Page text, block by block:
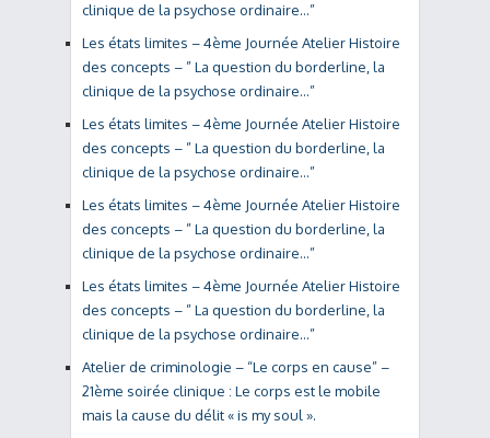
clinique de la psychose ordinaire…”
Les états limites – 4ème Journée Atelier Histoire
des concepts – ” La question du borderline, la
clinique de la psychose ordinaire…”
Les états limites – 4ème Journée Atelier Histoire
des concepts – ” La question du borderline, la
clinique de la psychose ordinaire…”
Les états limites – 4ème Journée Atelier Histoire
des concepts – ” La question du borderline, la
clinique de la psychose ordinaire…”
Les états limites – 4ème Journée Atelier Histoire
des concepts – ” La question du borderline, la
clinique de la psychose ordinaire…”
Atelier de criminologie – “Le corps en cause” –
21ème soirée clinique : Le corps est le mobile
mais la cause du délit « is my soul ».